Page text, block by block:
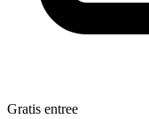
Gratis entree